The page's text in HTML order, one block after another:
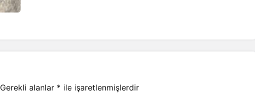
Gerekli alanlar * ile işaretlenmişlerdir